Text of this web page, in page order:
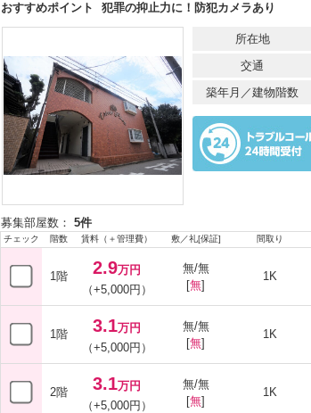
おすすめポイント 犯罪の抑止力に！防犯カメラあり
所在地
交通
築年月／建物階数
募集部屋数： 5件
チェック 階数 賃料（＋管理費） 敷／礼[保証] 間取り
1階 2.9万円
（+5,000円）
無/無
[無]
1K
1階 3.1万円
（+5,000円）
無/無
[無]
1K
2階 3.1万円
（+5,000円）
無/無
[無]
1K